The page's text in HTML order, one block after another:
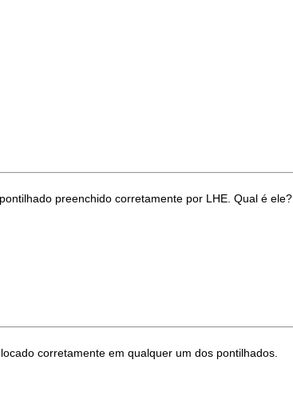
preenchido corretamente por LHE. Qual é ele?
corretamente em qualquer um dos pontilhados.